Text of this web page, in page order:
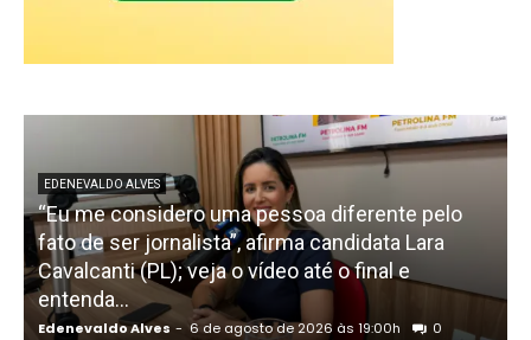
EDENEVALDO ALVES
“Eu me considero uma pessoa diferente pelo
fato de ser jornalista”, afirma candidata Lara
Cavalcanti (PL); veja o vídeo até o final e
entenda...
Edenevaldo Alves - 6 de agosto de 2026 às 19:00h 0